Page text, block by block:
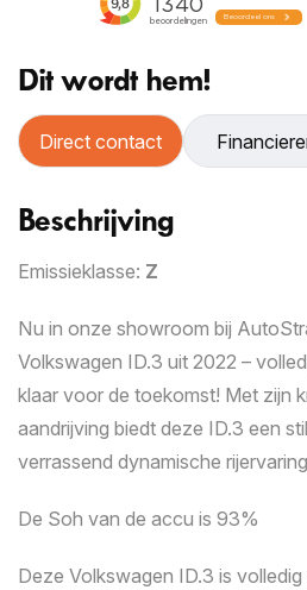
Inruilwaarde
Snelle waardebepaling
2
Autogegevens
We stellen u een aantal
zo nauwkeurig mogelijk beeld
van uw auto. Zorg ervoor dat u
exterieur, inclusief eventuele
Deze kunt u uploaden in stap 2.
toegevoegd, ontvangt u op
Dit wordt hem!
Direct contact
Beschrijving
Emissieklasse: Z
Nu in onze showroom bij
Volkswagen ID.3 uit 2022 –
klaar voor de toekomst! Met zijn
aandrijving biedt deze ID.3 een
verrassend dynamische
De Soh van de accu is 93%
Deze Volkswagen ID.3 is